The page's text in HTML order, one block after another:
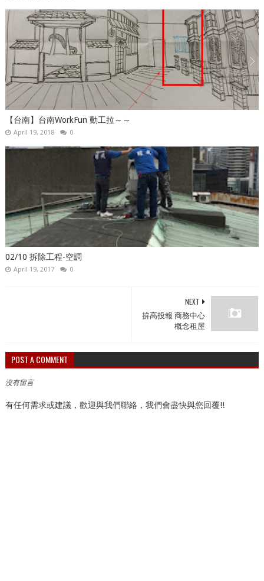
【台南】台南WorkFun 動工拉～～
April 19, 2018 0
02/10 拆除工程-空調
April 19, 2017 0
NEXT
拚高投報 商務中心
概念租屋
POST A COMMENT
沒有留言
有任何需求或建議，歡迎與我們聯絡，我們會盡快與您回覆!!